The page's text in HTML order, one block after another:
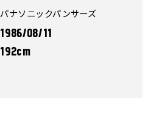
パナソニックパンサーズ
1986/08/11
192cm